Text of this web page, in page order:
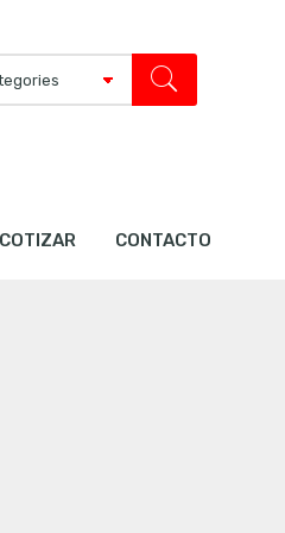
CONTACTO